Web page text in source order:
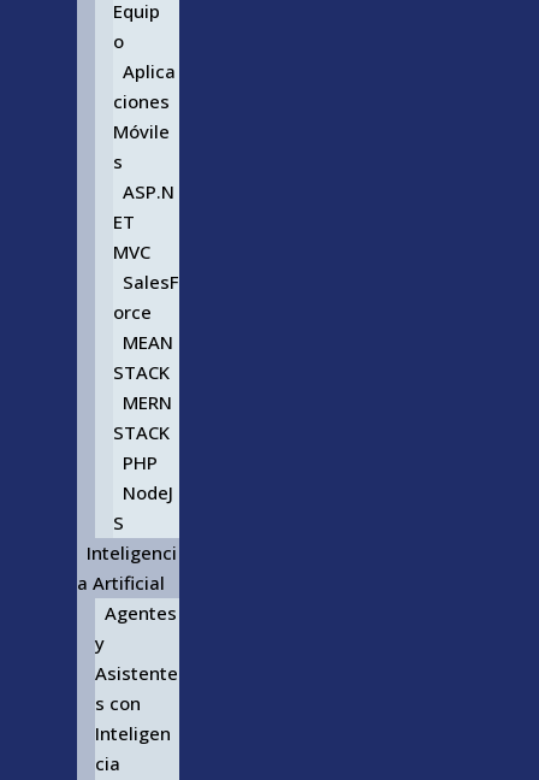
Equip
o
Aplica
ciones
Móvile
s
ASP.N
ET
MVC
SalesF
orce
MEAN
STACK
MERN
STACK
PHP
NodeJ
S
Inteligenci
a Artificial
Agentes
y
Asistente
s con
Inteligen
cia